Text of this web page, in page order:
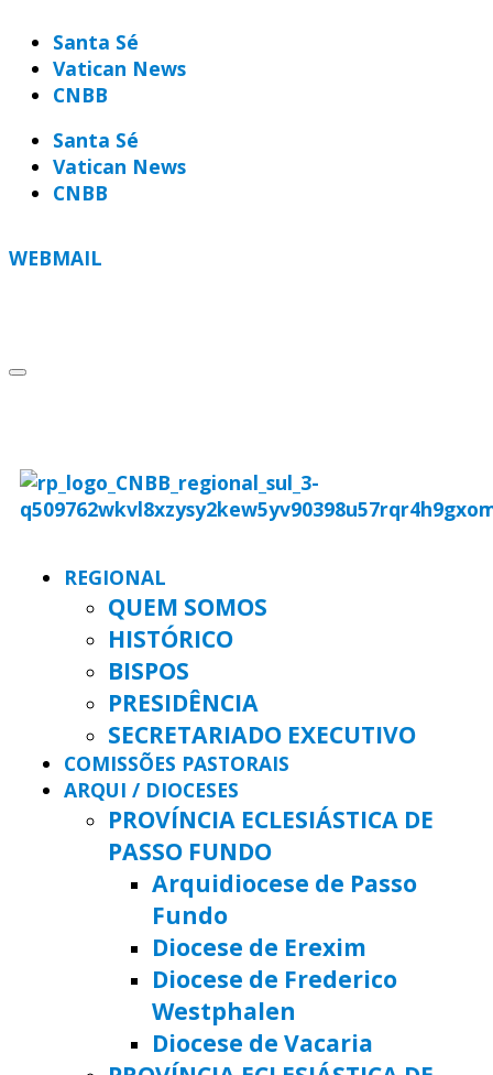
Santa Sé
Vatican News
CNBB
Santa Sé
Vatican News
CNBB
WEBMAIL
REGIONAL
QUEM SOMOS
HISTÓRICO
BISPOS
PRESIDÊNCIA
SECRETARIADO EXECUTIVO
COMISSÕES PASTORAIS
ARQUI / DIOCESES
PROVÍNCIA ECLESIÁSTICA DE
PASSO FUNDO
Arquidiocese de Passo
Fundo
Diocese de Erexim
Diocese de Frederico
Westphalen
Diocese de Vacaria